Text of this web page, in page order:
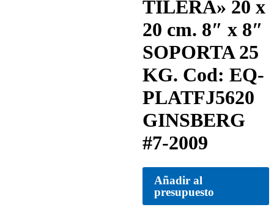
TILERA» 20 x
20 cm. 8″ x 8″
SOPORTA 25
KG. Cod: EQ-
PLATFJ5620
GINSBERG
#7-2009
Añadir al
presupuesto